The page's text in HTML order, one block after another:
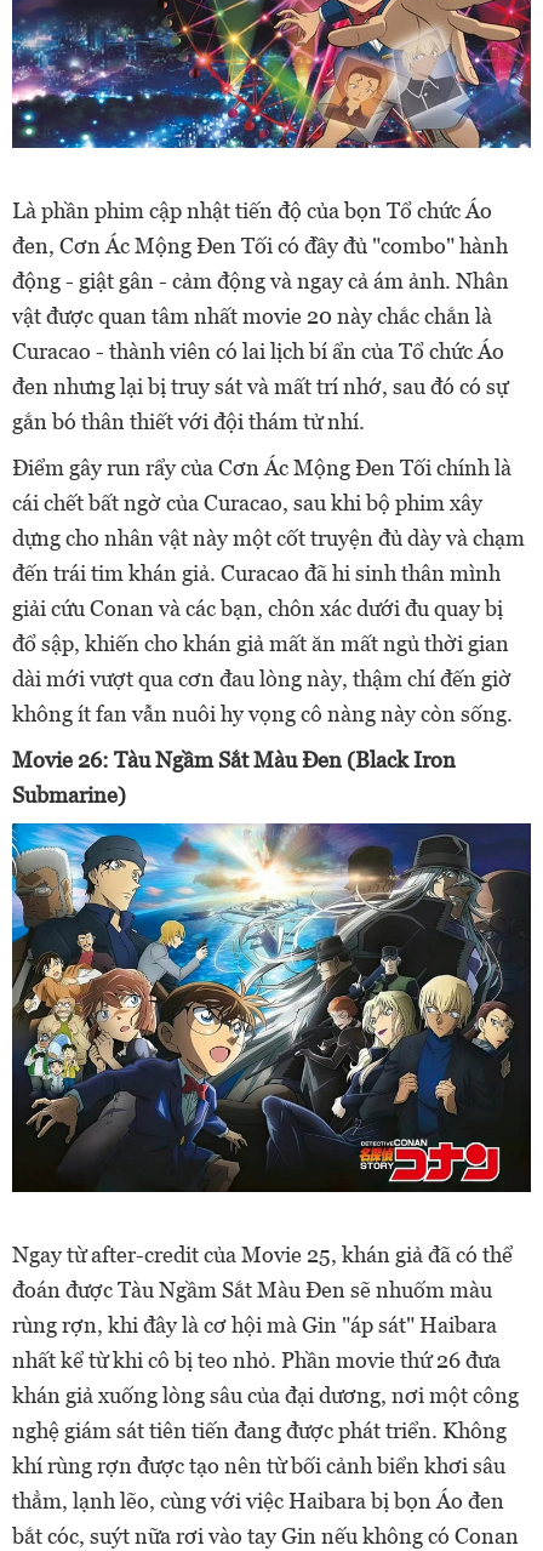
Là phần phim cập nhật tiến độ của bọn Tổ chức Áo
đen, Cơn Ác Mộng Đen Tối có đầy đủ "combo" hành
động - giật gân - cảm động và ngay cả ám ảnh. Nhân
vật được quan tâm nhất movie 20 này chắc chắn là
Curacao - thành viên có lai lịch bí ẩn của Tổ chức Áo
đen nhưng lại bị truy sát và mất trí nhớ, sau đó có sự
gắn bó thân thiết với đội thám tử nhí.
Điểm gây run rẩy của Cơn Ác Mộng Đen Tối chính là
cái chết bất ngờ của Curacao, sau khi bộ phim xây
dựng cho nhân vật này một cốt truyện đủ dày và chạm
đến trái tim khán giả. Curacao đã hi sinh thân mình
giải cứu Conan và các bạn, chôn xác dưới đu quay bị
đổ sập, khiến cho khán giả mất ăn mất ngủ thời gian
dài mới vượt qua cơn đau lòng này, thậm chí đến giờ
không ít fan vẫn nuôi hy vọng cô nàng này còn sống.
Movie 26: Tàu Ngầm Sắt Màu Đen (Black Iron
Submarine)
Ngay từ after-credit của Movie 25, khán giả đã có thể
đoán được Tàu Ngầm Sắt Màu Đen sẽ nhuốm màu
rùng rợn, khi đây là cơ hội mà Gin "áp sát" Haibara
nhất kể từ khi cô bị teo nhỏ. Phần movie thứ 26 đưa
khán giả xuống lòng sâu của đại dương, nơi một công
nghệ giám sát tiên tiến đang được phát triển. Không
khí rùng rợn được tạo nên từ bối cảnh biển khơi sâu
thẳm, lạnh lẽo, cùng với việc Haibara bị bọn Áo đen
bắt cóc, suýt nữa rơi vào tay Gin nếu không có Conan